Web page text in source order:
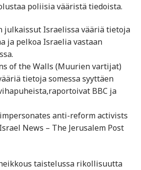
poliisia vääristä tiedoista.
julkaissut Israelissa vääriä tietoja
ja pelkoa Israelia vastaan
of the Walls (Muurien vartijat)
tietoja somessa syyttäen
BBC ja
anti-reform activists
News – The Jerusalem Post
taistelussa rikollisuutta